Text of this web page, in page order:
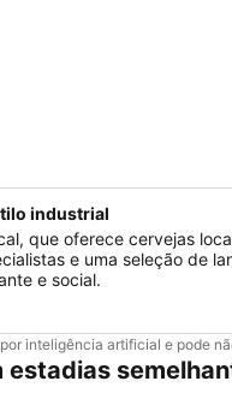
industrial
que oferece cervejas
e uma seleção de
e social.
inteligência artificial e pode
estadias